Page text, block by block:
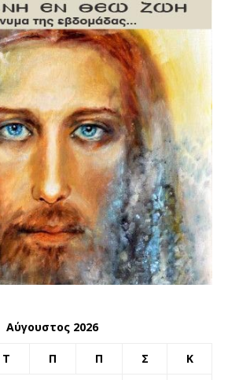
Αύγουστος 2026
Τ Π Π Σ Κ